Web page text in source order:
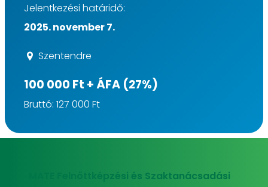
Jelentkezési határidő:
2025. november 7.
Szentendre
100 000 Ft + ÁFA (27%)
Bruttó: 127 000 Ft
MATE Felnőttképzési és Szaktanácsadási